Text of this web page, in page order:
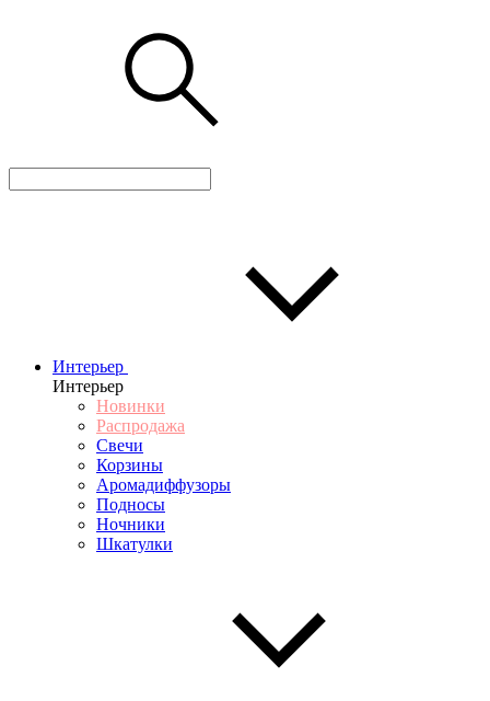
Интерьер
Интерьер
Новинки
Распродажа
Свечи
Корзины
Аромадиффузоры
Подносы
Ночники
Шкатулки